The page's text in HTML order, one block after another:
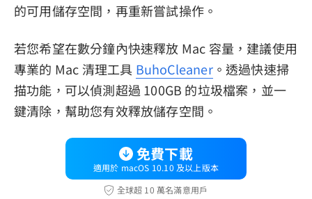
的可用儲存空間，再重新嘗試操作。
若您希望在數分鐘內快速釋放 Mac 容量，建議使用
專業的 Mac 清理工具 BuhoCleaner。透過快速掃
描功能，可以偵測超過 100GB 的垃圾檔案，並一
鍵清除，幫助您有效釋放儲存空間。
免費下載
適用於 macOS 10.10 及以上版本
全球超 10 萬名滿意用戶